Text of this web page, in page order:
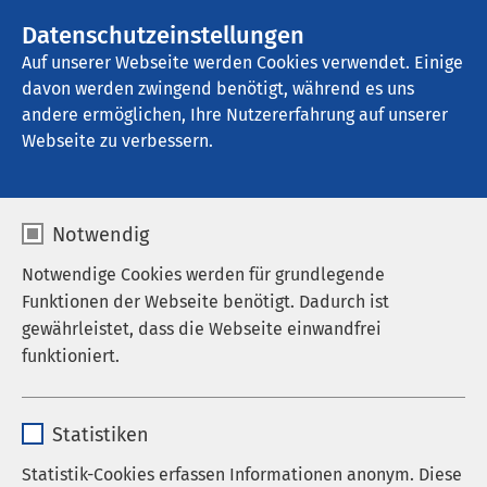
Datenschutzeinstellungen
Auf unserer Webseite werden Cookies verwendet. Einige
davon werden zwingend benötigt, während es uns
andere ermöglichen, Ihre Nutzererfahrung auf unserer
Webseite zu verbessern.
Notwendig
Notwendige Cookies werden für grundlegende
Funktionen der Webseite benötigt. Dadurch ist
gewährleistet, dass die Webseite einwandfrei
funktioniert.
Anbieter sgalinski
Statistiken
Statistik-Cookies erfassen Informationen anonym. Diese
AMEOS Poliklinikum Wernigerode